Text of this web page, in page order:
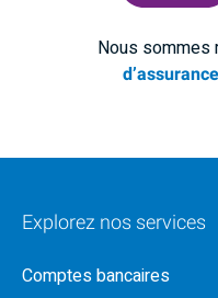
Nous sommes
Explorez nos services
Comptes bancaires